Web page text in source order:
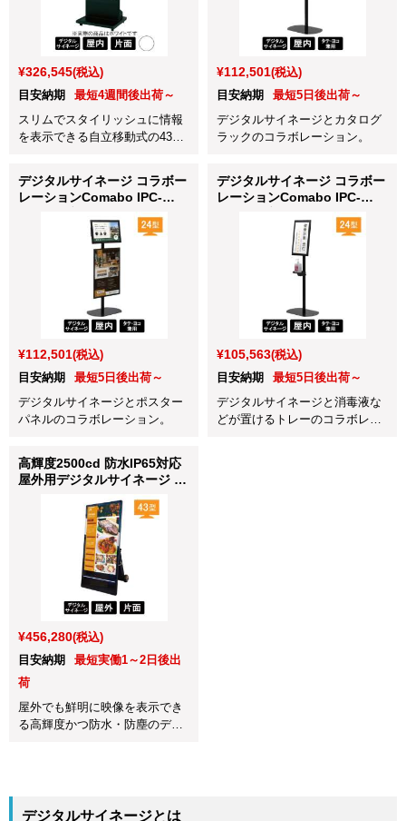
¥326,545(税込)
目安納期
最短4週間後出荷～
スリムでスタイリッシュに情報
を表示できる自立移動式の43型
¥112,501(税込)
目安納期
最短5日後出荷～
デジタルサイネージとカタログ
ラックのコラボレーション。
デジタルサイネージ コラボー
レーションComabo IPC-
¥112,501(税込)
目安納期
最短5日後出荷～
デジタルサイネージとポスター
パネルのコラボレーション。
デジタルサイネージ コラボー
レーションComabo IPC-
¥105,563(税込)
目安納期
最短5日後出荷～
デジタルサイネージと消毒液な
どが置けるトレーのコラボレー
高輝度2500cd 防水IP65対応
屋外用デジタルサイネージ 43
インチ SP-MP43-OD
¥456,280(税込)
目安納期
最短実働1～2日後出
荷
屋外でも鮮明に映像を表示でき
る高輝度かつ防水・防塵のデジ
デジタルサイネージとは